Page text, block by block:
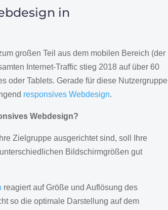
in
großen Teil aus dem mobilen Bereich (der
Internet-Traffic stieg 2018 auf über 60
oder Tablets. Gerade für diese Nutzergruppe
responsives Webdesign.
Webdesign?
Zielgruppe ausgerichtet sind, soll Ihre
Bildschirmgrößen gut
reagiert auf Größe und Auflösung des
so die optimale Darstellung auf dem